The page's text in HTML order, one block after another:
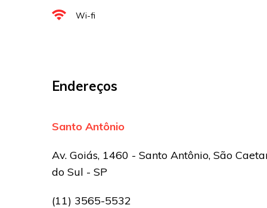
Sua avaliação
Wi-fi
Endereços
Santo Antônio
Av. Goiás, 1460 - Santo Antônio, São
do Sul - SP
(11) 3565-5532